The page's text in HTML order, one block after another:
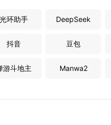
光环助手 DeepSeek
抖音 豆包
游斗地主 Manwa2